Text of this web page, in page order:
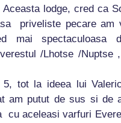
lodge, cred ca
priveliste pecare am
mai spectaculoasa
/Lhotse /Nuptse
5, tot la ideea lui
am putut de sus si de
cu aceleasi varfuri